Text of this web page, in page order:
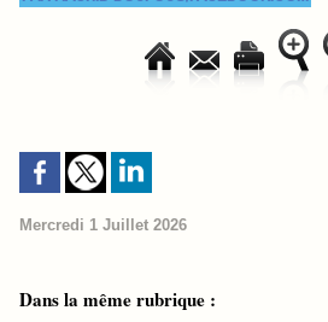
Mercredi 1 Juillet 2026
Dans la même rubrique :